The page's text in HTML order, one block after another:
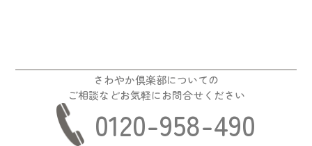
さわやか倶楽部についての
ご相談などお気軽にお問合せください
0120-958-490